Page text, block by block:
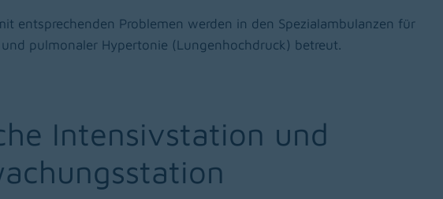
entsprechenden Problemen werden in den Spezialambulanzen für
pulmonaler Hypertonie (Lungenhochdruck) betreut.
Intensivstation und